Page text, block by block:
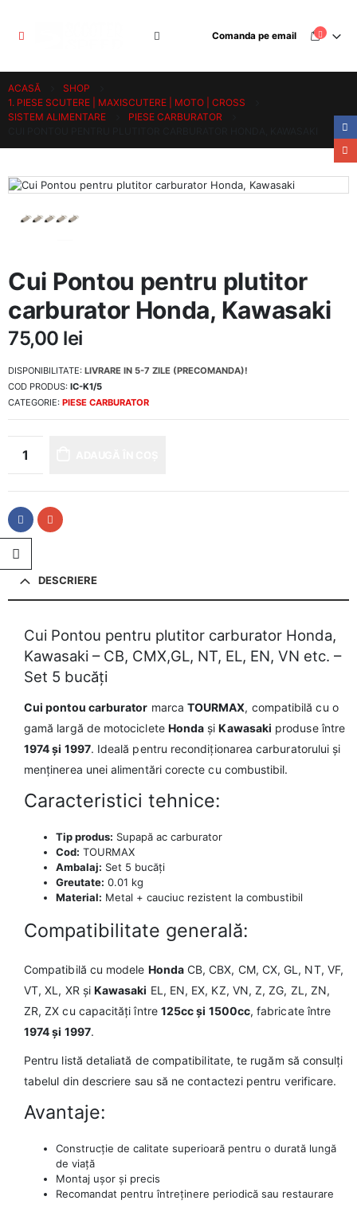
Comanda pe email
ACASĂ
SHOP
1. PIESE SCUTERE | MAXISCUTERE | MOTO | CROSS
SISTEM ALIMENTARE
PIESE CARBURATOR
Cui Pontou pentru plutitor
carburator Honda, Kawasaki
75,00 lei
DISPONIBILITATE: LIVRARE IN 5-7 ZILE (PRECOMANDA)!
COD PRODUS: IC-K1/5
CATEGORIE: PIESE CARBURATOR
DESCRIERE
Cui Pontou pentru plutitor carburator Honda,
Kawasaki – CB, CMX,GL, NT, EL, EN, VN etc. –
Set 5 bucăți
Cui pontou carburator marca TOURMAX, compatibilă cu o
gamă largă de motociclete Honda șiKawasaki produse între
1974 și 1997. Ideală pentru recondiționarea carburatorului și
menținerea unei alimentări corecte cu combustibil.
Caracteristici tehnice:
Tip produs: Supapă ac carburator
Cod: TOURMAX
Ambalaj: Set 5 bucăți
Greutate: 0.01 kg
Material: Metal + cauciuc rezistent la combustibil
Compatibilitate generală:
Compatibilă cu modele HondaCB, CBX, CM, CX, GL, NT, VF,
VT, XL, XR și Kawasaki EL, EN, EX, KZ, VN, Z, ZG, ZL, ZN,
ZR, ZX cu capacități între 125cc și 1500cc, fabricate între
1974 și 1997.
Pentru listă detaliată de compatibilitate, te rugăm să consulți
tabelul din descriere sau să ne contactezi pentru verificare.
Avantaje:
Construcție de calitate superioară pentru o durată lungă
de viață
Montaj ușor și precis
Recomandat pentru întreținere periodică sau restaurare